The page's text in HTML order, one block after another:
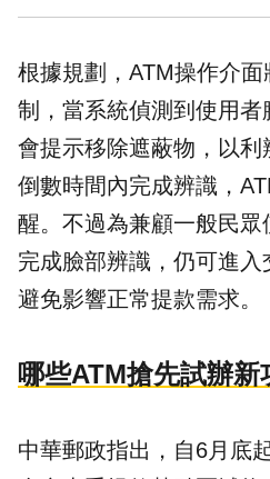
根據規劃，ATM操作介
制，當系統偵測到使用
會提示移除遮蔽物，以
倒數時間內完成辨識，
醒。不過為兼顧一般民
完成臉部辨識，仍可進入
避免影響正常提款需求。
哪些ATM搶先試辦新
中華郵政指出，自6月底